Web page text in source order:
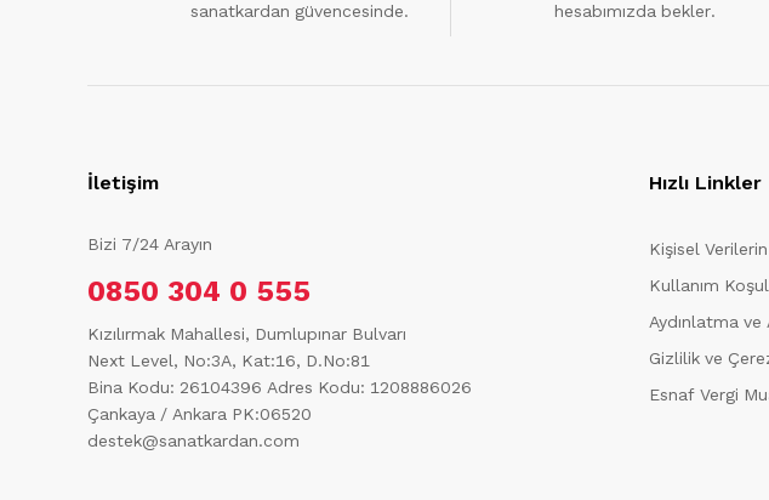
sanatkardan güvencesinde.
hesabımızda bekler.
İletişim
Bizi 7/24 Arayın
0850 304 0 555
Kızılırmak Mahallesi, Dumlupınar Bulvarı
Next Level, No:3A, Kat:16, D.No:81
Bina Kodu: 26104396 Adres Kodu: 1208886026
Çankaya / Ankara PK:06520
destek@sanatkardan.com
Hızlı Linkler
Kişisel
Kullanım
Aydınlatma ve
Gizlilik ve
Esnaf Vergi